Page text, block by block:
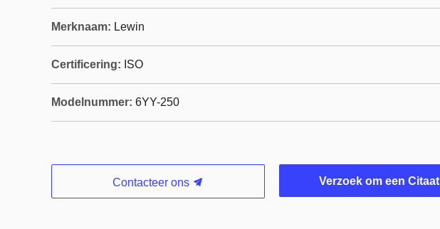
Merknaam: Lewin
Certificering: ISO
Modelnummer: 6YY-250
Contacteer ons Verzoek om een Citaat